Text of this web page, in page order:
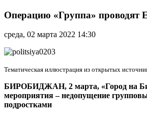
«Группа»
проводят
ЕАО
Операцию «Группа» проводят
среда, 02 марта 2022 14:30
Тематическая иллюстрация из открытых
БИРОБИДЖАН, 2 марта, «Город на
мероприятия – недопущение
подростками